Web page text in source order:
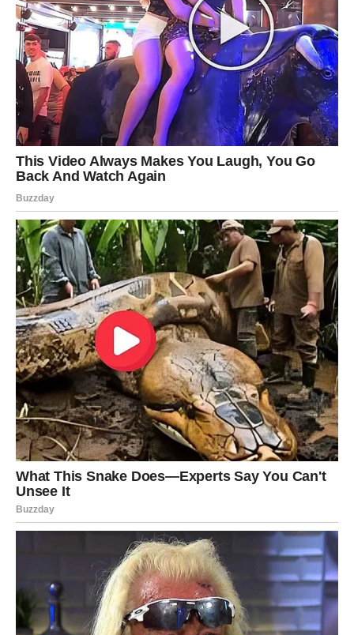
Za početak brašno treba prosijati i staviti u posudu za
miješanje. U brašno treba izmrviti kvasac i dodati ga zajedno
sa soli i šećerom.
Započnite dodavanjem mlake vode u smjesu i temeljito je
mijesite, pazeći da tijesto bude mekano. Kada je gotovo,
ostavite da odstoji neko vrijeme prije nego što ponovite
postupak miješenja. Promiješajte tijesto nakon svakog
miješenja, ostavite ga da se odmori prije nego što ponovite
postupak.
Nakon dobrog miješanja sastojaka još jednom dobro
promiješajte. Izmiješanu smjesu prebaciti u tepsiju. Važno je
prethodno podmazati lim za pečenje kako se ne bi lijepili.
Da biste napravili male rupe na površini tijesta, malim nožem ili
vilicom ga izbodite na više mjesta.
Nakon što je pećnica dosegla željenu temperaturu od 220
stupnjeva, stavite kruh unutra. Nakon što kruh izvadite iz
pećnice, poškropite ga vodom i ostavite da se ohladi nekoliko
minuta prekriven kuhinjskom krpom.